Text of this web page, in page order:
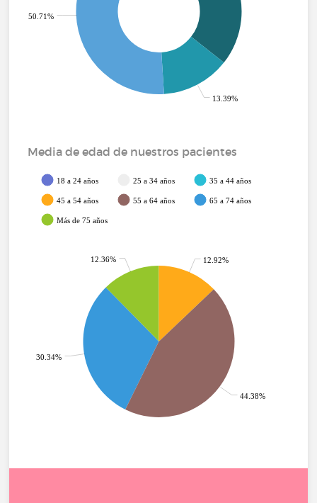
13.39%
50.71%
Media de edad de nuestros pacientes
18 a 24 años 25 a 34 años 35 a 44 años
45 a 54 años 55 a 64 años 65 a 74 años
Más de 75 años
12.92%
44.38%
30.34%
12.36%